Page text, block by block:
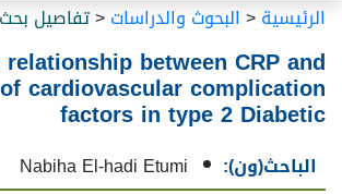
الرئيسية< البحوث والدراسات<تفاصيل
between CRP and
cardiovascular complication
factors in type 2 Diabetic
الباحث(ون): Nabiha El-hadi Etumi